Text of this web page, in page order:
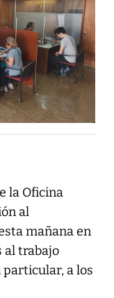
la Oficina
al
mañana en
al trabajo
a los